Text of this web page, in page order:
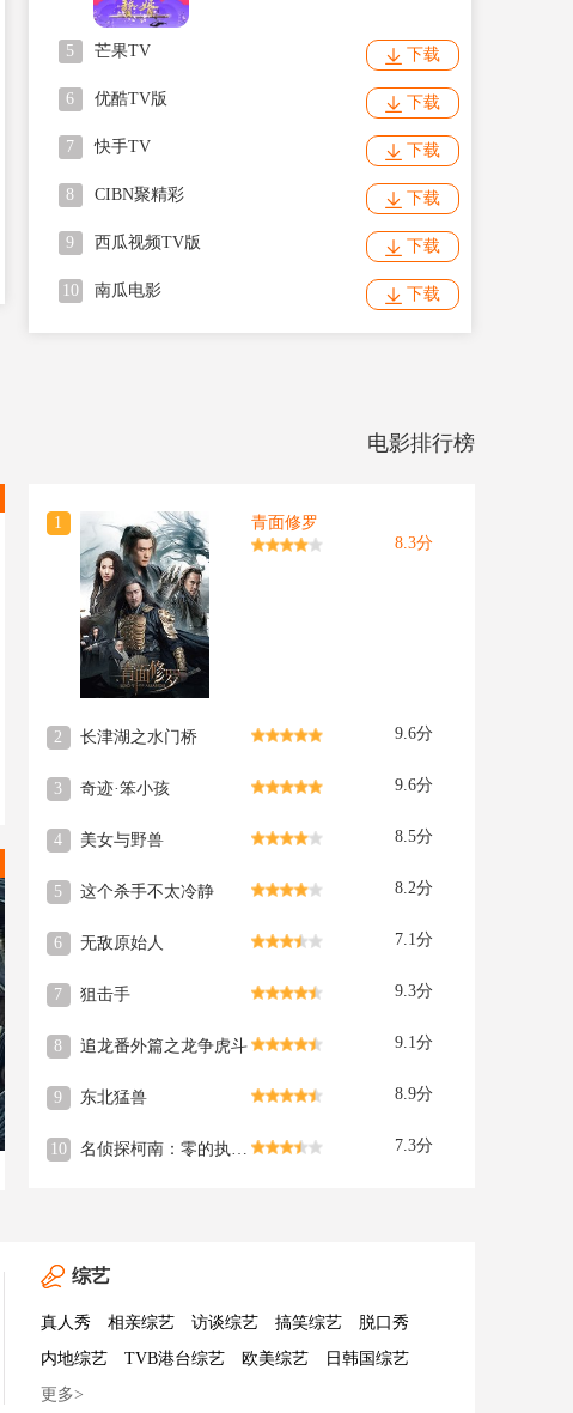
5 芒果TV 下载
6 优酷TV版 下载
7 快手TV 下载
8 CIBN聚精彩 下载
9 西瓜视频TV版 下载
10 南瓜电影 下载
电影排行榜
1
青面修罗
8.3分
2 长津湖之水门桥 9.6分
3 奇迹·笨小孩 9.6分
4 美女与野兽 8.5分
5 这个杀手不太冷静 8.2分
6 无敌原始人 7.1分
7 狙击手 9.3分
8 追龙番外篇之龙争虎斗 9.1分
9 东北猛兽 8.9分
10 名侦探柯南：零的执行人 7.3分
综艺
真人秀 相亲综艺 访谈综艺 搞笑综艺
脱口秀
内地综艺
TVB港台综艺 欧美综艺
日韩国综艺
更多>